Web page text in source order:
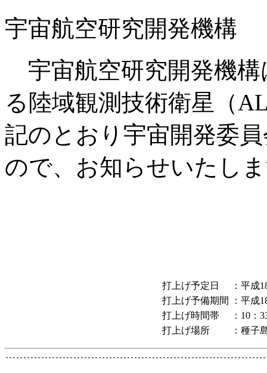
宇宙航空研究開発機構
宇宙航空研究開発機
る陸域観測技術衛星（
記のとおり宇宙開発委
ので、お知らせいたし
打上げ予定日
：平成
打上げ予備期間
：平成
打上げ時間帯
：10：
打上げ場所
：種子